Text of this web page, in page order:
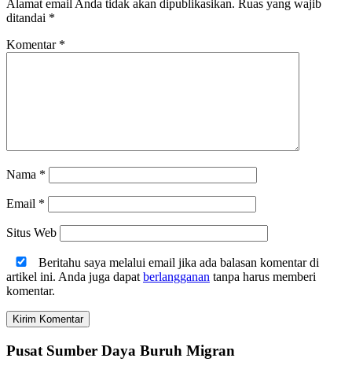
Alamat email Anda tidak akan dipublikasikan. Ruas yang wajib
ditandai *
Komentar *
Nama *
Email *
Situs Web
Beritahu saya melalui email jika ada balasan komentar di
artikel ini. Anda juga dapat berlangganan tanpa harus memberi
komentar.
Pusat Sumber Daya Buruh Migran